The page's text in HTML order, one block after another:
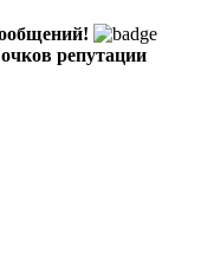
репутации